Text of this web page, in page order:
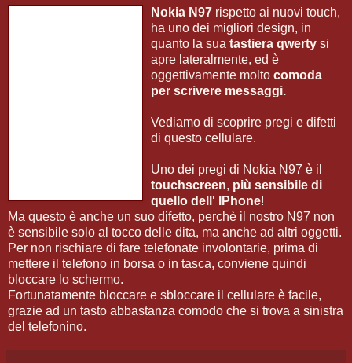
Nokia N97 rispetto ai nuovi touch,
ha uno dei migliori design, in
quanto la sua tastiera qwerty si
apre lateralmente, ed è
oggettivamente molto comoda
per scrivere messaggi.
Vediamo di scoprire pregi e difetti
di questo cellulare.
Uno dei pregi di Nokia N97 è il
touchscreen, più sensibile di
quello dell' IPhone!
Ma questo è anche un suo difetto, perchè il nostro N97 non
è sensibile solo al tocco delle dita, ma anche ad altri oggetti.
Per non rischiare di fare telefonate involontarie, prima di
mettere il telefono in borsa o in tasca, conviene quindi
bloccare lo schermo.
Fortunatamente bloccare e sbloccare il cellulare è facile,
grazie ad un tasto abbastanza comodo che si trova a sinistra
del telefonino.